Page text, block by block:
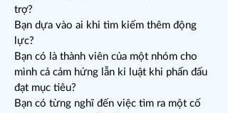
trợ?
Bạn dựa vào ai khi tìm kiếm thêm động
lực?
Bạn có là thành viên của một nhóm cho
mình cả cảm hứng lẫn kỉ luật khi phấn đấu
đạt mục tiêu?
Bạn có từng nghĩ đến việc tìm ra một cố